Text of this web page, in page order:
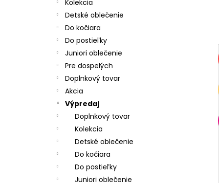
Kolekcia
Detské oblečenie
Do kočiara
Do postieľky
Juniori oblečenie
Pre dospelých
Doplnkový tovar
Akcia
Výpredaj
Doplnkový tovar
Kolekcia
Detské oblečenie
Do kočiara
Do postieľky
Juniori oblečenie
i
pi
€54,58